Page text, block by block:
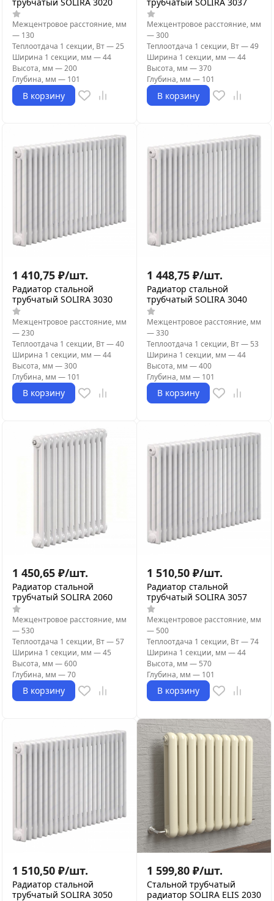
Межцентровое расстояние, мм
— 130
Теплоотдача 1 секции, Вт—25
Ширина 1 секции, мм —44
Высота, мм —200
Глубина, мм — 101
В корзину
Межцентровое расстояние, мм
—300
Теплоотдача 1 секции, Вт—49
Ширина 1 секции, мм —44
Высота, мм —370
Глубина, мм — 101
В корзину
1 410,75 ₽/шт.
Радиатор стальной
трубчатый SOLIRA 3030
Межцентровое расстояние, мм
—230
Теплоотдача 1 секции, Вт—40
Ширина 1 секции, мм —44
Высота, мм —300
Глубина, мм — 101
В корзину
1 448,75 ₽/шт.
Радиатор стальной
трубчатый SOLIRA 3040
Межцентровое расстояние, мм
—330
Теплоотдача 1 секции, Вт— 53
Ширина 1 секции, мм —44
Высота, мм —400
Глубина, мм — 101
В корзину
1 450,65 ₽/шт.
Радиатор стальной
трубчатый SOLIRA 2060
Межцентровое расстояние, мм
— 530
Теплоотдача 1 секции, Вт— 57
Ширина 1 секции, мм —45
Высота, мм —600
Глубина, мм —70
В корзину
1 510,50 ₽/шт.
Радиатор стальной
трубчатый SOLIRA 3057
Межцентровое расстояние, мм
— 500
Теплоотдача 1 секции, Вт—74
Ширина 1 секции, мм —44
Высота, мм — 570
Глубина, мм — 101
В корзину
1 510,50 ₽/шт.
Радиатор стальной
трубчатый SOLIRA 3050
1 599,80 ₽/шт.
Стальной трубчатый
радиатор SOLIRA ELIS 2030